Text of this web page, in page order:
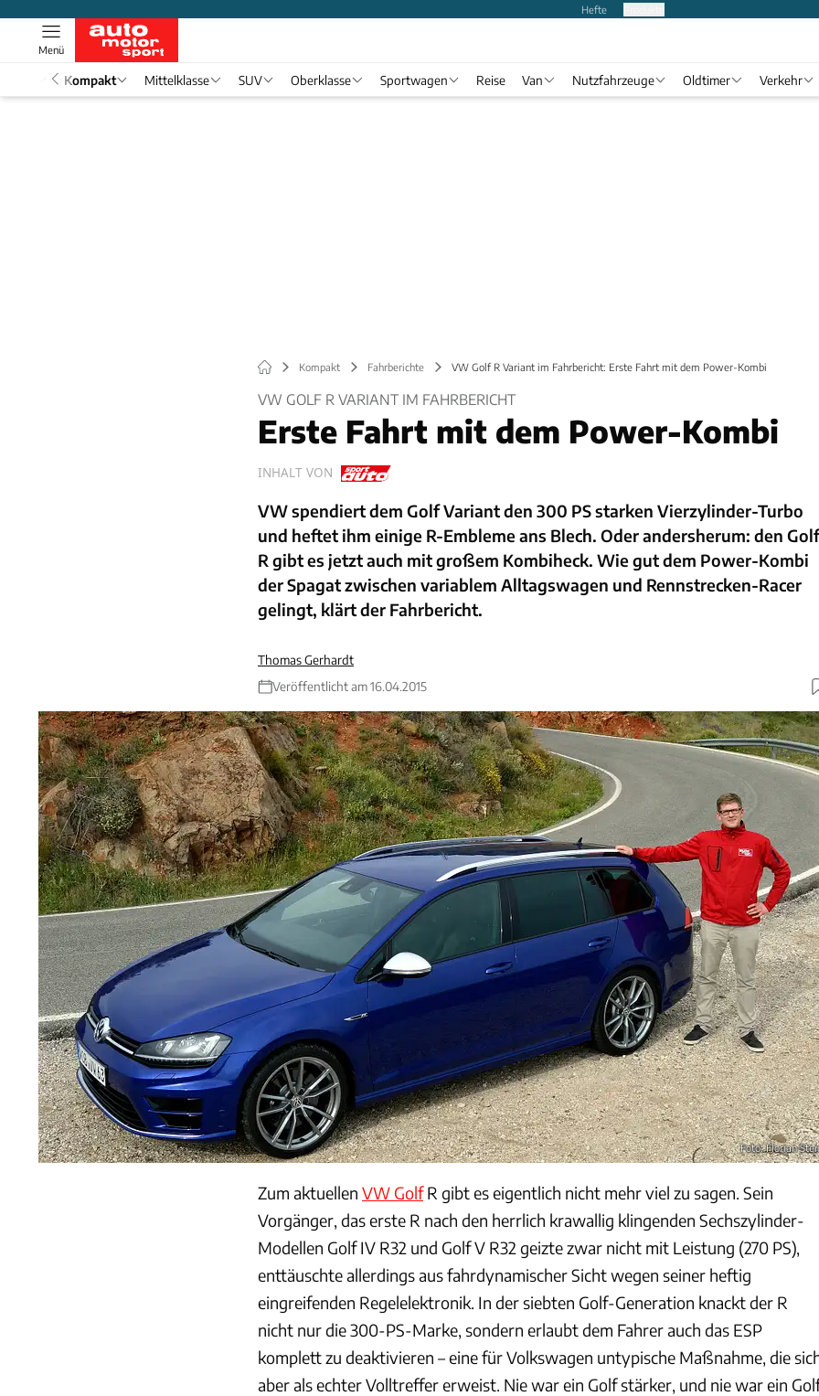
Hefte
Menü
Kompakt Mittelklasse SUV Oberklasse Sportwagen Reise Van Nutzfahrzeuge Oldtimer Verkehr
Kompakt Fahrberichte VW Golf R Variant im Fahrbericht: Erste Fahrt mit dem Power-Kombi
VW GOLF R VARIANT IM FAHRBERICHT
Erste Fahrt mit dem Power-Kombi
INHALT VON
VW spendiert dem Golf Variant den 300 PS starken Vierzylinder-Turbo
und heftet ihm einige R-Embleme ans Blech. Oder andersherum: den Golf
R gibt es jetzt auch mit großem Kombiheck. Wie gut dem Power-Kombi
der Spagat zwischen variablem Alltagswagen und Rennstrecken-Racer
gelingt, klärt der Fahrbericht.
Thomas Gerhardt
Veröffentlicht am 16.04.2015
Foto: Florian
Zum aktuellen VW GolfR gibt es eigentlich nicht mehr viel zu sagen. Sein
Vorgänger, das erste R nach den herrlich krawallig klingenden Sechszylinder-
Modellen Golf IV R32 und Golf V R32 geizte zwar nicht mit Leistung (270 PS),
enttäuschte allerdings aus fahrdynamischer Sicht wegen seiner heftig
eingreifenden Regelelektronik. In der siebten Golf-Generation knackt der R
nicht nur die 300-PS-Marke, sondern erlaubt dem Fahrer auch das ESP
komplett zu deaktivieren – eine für Volkswagen untypische Maßnahme, die
aber als echter Volltreffer erweist. Nie war ein Golf stärker, und nie war ein